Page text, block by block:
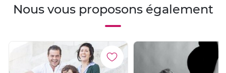
Nous vous proposons également